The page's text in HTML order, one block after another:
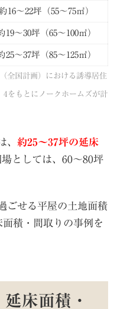
16〜22坪（55〜75㎡）
19〜30坪（65〜100㎡）
25〜37坪（85〜125㎡）
全国計画）における誘導居住
4をもとにノークホームズが計
、 約25～37坪の延床
としては、60～80坪
ごせる平屋の土地面積
積・間取りの事例を
床面積・